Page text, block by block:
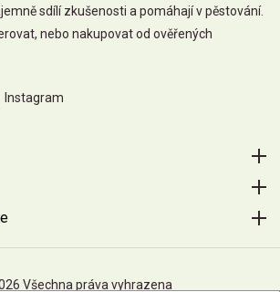
sdílí zkušenosti a pomáhají v pěstování.
nebo nakupovat od ověřených
Instagram
Všechna práva vyhrazena